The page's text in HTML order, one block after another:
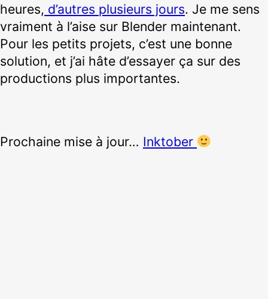
heures, d’autres plusieurs jours. Je me sens
vraiment à l’aise sur Blender maintenant.
Pour les petits projets, c’est une bonne
solution, et j’ai hâte d’essayer ça sur des
productions plus importantes.
Prochaine mise à jour… Inktober